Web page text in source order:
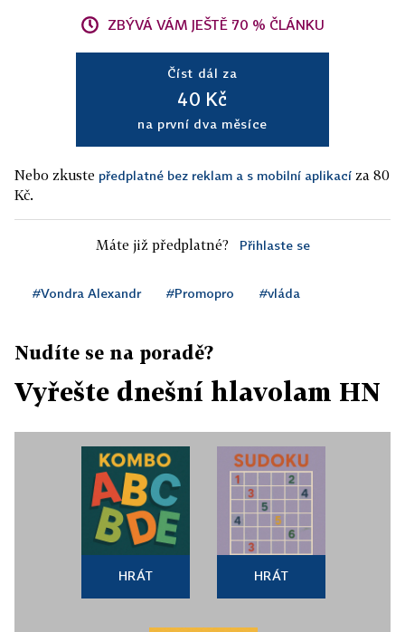
ZBÝVÁ VÁM JEŠTĚ 70 % ČLÁNKU
Číst dál za
40 Kč
na první dva měsíce
Nebo zkuste předplatné bez reklam a s mobilní aplikací za 80
Kč.
Máte již předplatné? Přihlaste se
#Vondra Alexandr #Promopro #vláda
Nudíte se na poradě?
Vyřešte dnešní hlavolam HN
HRÁT HRÁT